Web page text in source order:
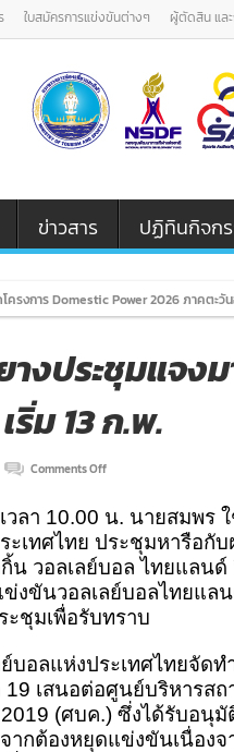
ใบสมัครการแข่งขันต่างๆ ผู้ตัดสิน แล
ข่าวสาร ปฏิทินกิจก
ครงการ Domestic Power 2026 ภาคตะวั
งประชุมแจง
ริ่ม 13 ก.พ.
Comments Offon
ยาง
ประชุม
แจง
มาตรการ
เตรียม
ได
ไทย
ลีก
เริ่ม
13
ก.พ.
วลา 10.00 น. นายสมพร
ะเทศไทย ประชุมหารือกั
น วอลเลย์บอล ไทยแลน
งขันวอลเลย์บอลไทยแล
ชุมเพื่อรับทราบ
บอลแห่งประเทศไทยจัด
19 เสนอต่อศูนย์บริหารส
2019 (ศบค.) ซึ่งได้รับอนุ
ากต้องหยุดแข่งขันเนื่องจ